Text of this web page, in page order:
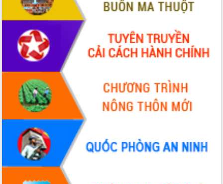
Không có file video nào để phát.
ALBUM ẢNH